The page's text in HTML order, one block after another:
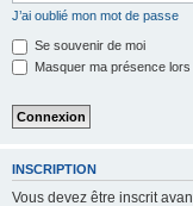
J’ai oublié mon mot de passe
Se souvenir de moi
Masquer ma présence
INSCRIPTION
Vous devez être inscrit